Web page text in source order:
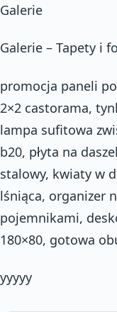
Galerie
Galerie – Tapety i
promocja paneli
2×2 castorama,
lampa sufitowa
b20, płyta na
stalowy, kwiaty w
lśniąca, organizer
pojemnikami,
180×80, gotowa
yyyyy